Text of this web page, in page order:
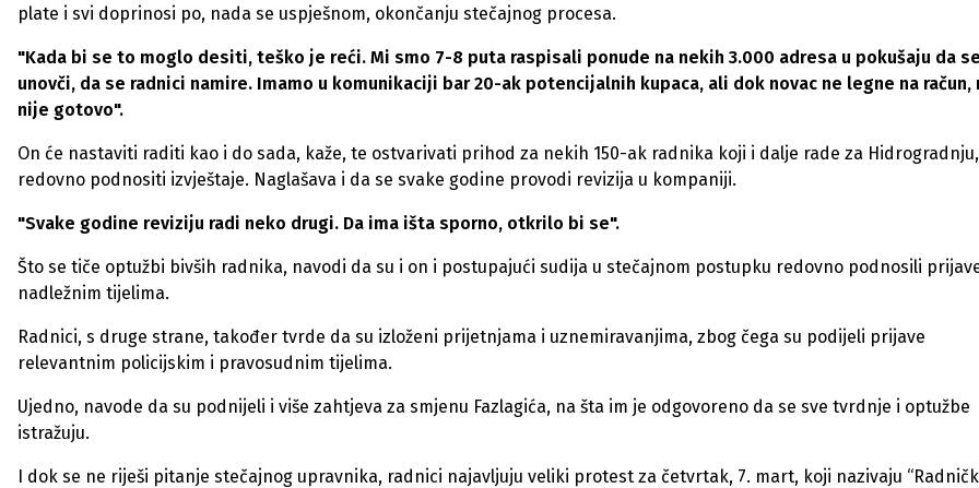
plate i svi doprinosi po, nada se uspješnom, okončanju stečajnog procesa.
"Kada bi se to moglo desiti, teško je reći. Mi smo 7-8 puta raspisali ponude na nekih 3.000 adresa u pokušaju da
unovči, da se radnici namire. Imamo u komunikaciji bar 20-ak potencijalnih kupaca, ali dok novac ne legne na račun,
nije gotovo".
On će nastaviti raditi kao i do sada, kaže, te ostvarivati prihod za nekih 150-ak radnika koji i dalje rade za Hidrogradnju,
redovno podnositi izvještaje. Naglašava i da se svake godine provodi revizija u kompaniji.
"Svake godine reviziju radi neko drugi. Da ima išta sporno, otkrilo bi se".
Što se tiče optužbi bivših radnika, navodi da su i on i postupajući sudija u stečajnom postupku redovno podnosili
nadležnim tijelima.
Radnici, s druge strane, također tvrde da su izloženi prijetnjama i uznemiravanjima, zbog čega su podijeli prijave
relevantnim policijskim i pravosudnim tijelima.
Ujedno, navode da su podnijeli i više zahtjeva za smjenu Fazlagića, na šta im je odgovoreno da se sve tvrdnje i optužbe
istražuju.
I dok se ne riješi pitanje stečajnog upravnika, radnici najavljuju veliki protest za četvrtak, 7. mart, koji nazivaju